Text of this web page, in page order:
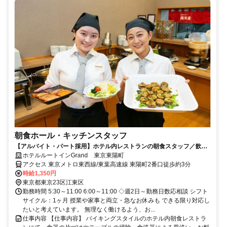
朝食ホール・キッチンスタッフ
【アルバイト・パート採用】ホテル内レストランの朝食スタッフ／飲食
未経験歓迎！主婦(夫)さん活躍中
ホテルルートインGrand 東京東陽町
アクセス 東京メトロ東西線/東葉高速線 東陽町2番口徒歩約3分
時給1,350円
東京都東京23区江東区
勤務時間 5:30～11:00 6:00～11:00 ◇週2日～勤務日数応相談 シフト
サイクル：1ヶ月 授業や家事と両立・急なお休みも できる限り対応し
たいと考えています。 無理なく働けるよう、お...
仕事内容 【仕事内容】 バイキングスタイルのホテル内朝食レストラ